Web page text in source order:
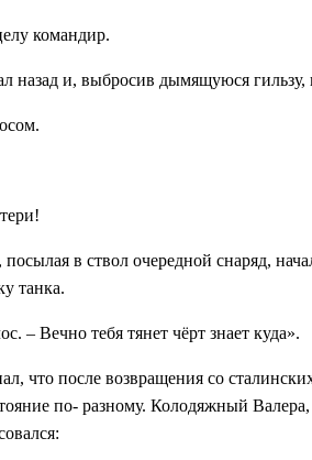
командир.
назад и, выбросив дымящуюся
в ствол очередной снаряд,
танка.
– Вечно тебя тянет чёрт знает куда».
что после возвращения со
по- разному. Колодяжный